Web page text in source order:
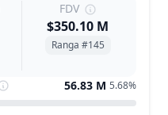
FDV
$350.10 M
Ranga #145
56.83 M 5.68%